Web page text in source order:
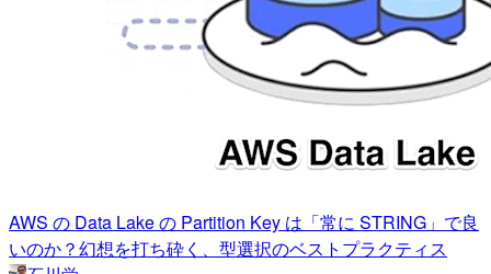
AWS の Data Lake の Partition Key は「常に STRING」で良
いのか？幻想を打ち砕く、型選択のベストプラクティス